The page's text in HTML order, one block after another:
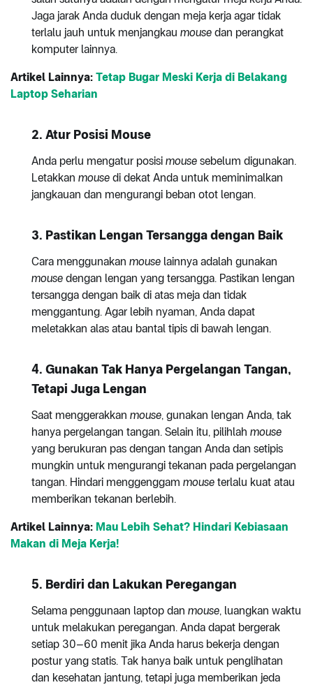
Jaga jarak Anda duduk dengan meja kerja agar tidak
terlalu jauh untuk menjangkau mouse dan perangkat
komputer lainnya.
Artikel Lainnya: Tetap Bugar Meski Kerja di Belakang
Laptop Seharian
2. Atur Posisi Mouse
Anda perlu mengatur posisi mouse sebelum digunakan.
Letakkan mouse di dekat Anda untuk meminimalkan
jangkauan dan mengurangi beban otot lengan.
3. Pastikan Lengan Tersangga dengan Baik
Cara menggunakan mouse lainnya adalah gunakan
mouse dengan lengan yang tersangga. Pastikan lengan
tersangga dengan baik di atas meja dan tidak
menggantung. Agar lebih nyaman, Anda dapat
meletakkan alas atau bantal tipis di bawah lengan.
4. Gunakan Tak Hanya Pergelangan Tangan,
Tetapi Juga Lengan
Saat menggerakkan mouse, gunakan lengan Anda, tak
hanya pergelangan tangan. Selain itu, pilihlah mouse
yang berukuran pas dengan tangan Anda dan setipis
mungkin untuk mengurangi tekanan pada pergelangan
tangan. Hindari menggenggam mouse terlalu kuat atau
memberikan tekanan berlebih.
Artikel Lainnya: Mau Lebih Sehat? Hindari Kebiasaan
Makan di Meja Kerja!
5. Berdiri dan Lakukan Peregangan
Selama penggunaan laptop dan mouse, luangkan waktu
untuk melakukan peregangan. Anda dapat bergerak
setiap 30–60 menit jika Anda harus bekerja dengan
postur yang statis. Tak hanya baik untuk penglihatan
dan kesehatan jantung, tetapi juga memberikan jeda